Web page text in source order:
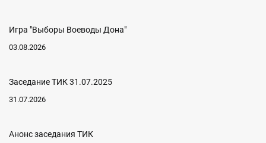
Игра "Выборы Воеводы Дона"
03.08.2026
Заседание ТИК 31.07.2025
31.07.2026
Анонс заседания ТИК